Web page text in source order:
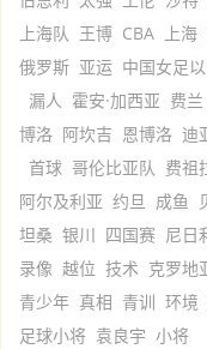
上海队 王博 CBA 上海
俄罗斯 亚运 中国女足以
漏人 霍安·加西亚 费兰
博洛 阿坎吉 恩博洛 迪
首球 哥伦比亚队 费祖
阿尔及利亚 约旦 成鱼
坦桑 银川 四国赛 尼日
录像 越位 技术 克罗地
青少年 真相 青训 环境
足球小将 袁良宇 小将